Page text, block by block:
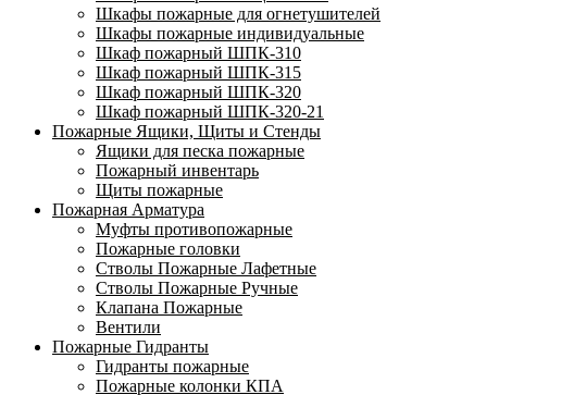
Шкафы пожарные для огнетушителей
Шкафы пожарные индивидуальные
Шкаф пожарный ШПК-310
Шкаф пожарный ШПК-315
Шкаф пожарный ШПК-320
Шкаф пожарный ШПК-320-21
Пожарные Ящики, Щиты и Стенды
Ящики для песка пожарные
Пожарный инвентарь
Щиты пожарные
Пожарная Арматура
Муфты противопожарные
Пожарные головки
Стволы Пожарные Лафетные
Стволы Пожарные Ручные
Клапана Пожарные
Вентили
Пожарные Гидранты
Гидранты пожарные
Пожарные колонки КПА